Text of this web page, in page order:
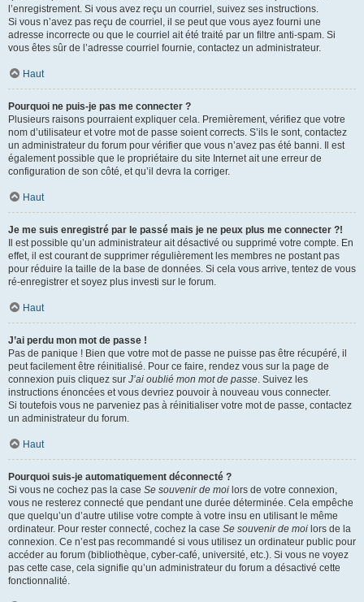
l’enregistrement. Si vous avez reçu un courriel, suivez ses instructions.
Si vous n’avez pas reçu de courriel, il se peut que vous ayez fourni une
adresse incorrecte ou que le courriel ait été traité par un filtre anti-spam. Si
vous êtes sûr de l’adresse courriel fournie, contactez un administrateur.
Haut
Pourquoi ne puis-je pas me connecter ?
Plusieurs raisons pourraient expliquer cela. Premièrement, vérifiez que votre
nom d’utilisateur et votre mot de passe soient corrects. S’ils le sont, contactez
un administrateur du forum pour vérifier que vous n’avez pas été banni. Il est
également possible que le propriétaire du site Internet ait une erreur de
configuration de son côté, et qu’il devra la corriger.
Haut
Je me suis enregistré par le passé mais je ne peux plus me connecter ?!
Il est possible qu’un administrateur ait désactivé ou supprimé votre compte. En
effet, il est courant de supprimer régulièrement les membres ne postant pas
pour réduire la taille de la base de données. Si cela vous arrive, tentez de vous
ré-enregistrer et soyez plus investi sur le forum.
Haut
J’ai perdu mon mot de passe !
Pas de panique ! Bien que votre mot de passe ne puisse pas être récupéré, il
peut facilement être réinitialisé. Pour ce faire, rendez vous sur la page de
connexion puis cliquez sur J’ai oublié mon mot de passe. Suivez les
instructions énoncées et vous devriez pouvoir à nouveau vous connecter.
Si toutefois vous ne parveniez pas à réinitialiser votre mot de passe, contactez
un administrateur du forum.
Haut
Pourquoi suis-je automatiquement déconnecté ?
Si vous ne cochez pas la case Se souvenir de moi lors de votre connexion,
vous ne resterez connecté que pendant une durée déterminée. Cela empêche
que quelqu’un d’autre utilise votre compte à votre insu en utilisant le même
ordinateur. Pour rester connecté, cochez la case Se souvenir de moi lors de la
connexion. Ce n’est pas recommandé si vous utilisez un ordinateur public pour
accéder au forum (bibliothèque, cyber-café, université, etc.). Si vous ne voyez
pas cette case, cela signifie qu’un administrateur du forum a désactivé cette
fonctionnalité.